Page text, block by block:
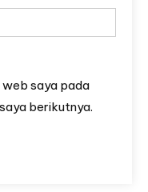
web saya pada
berikutnya.